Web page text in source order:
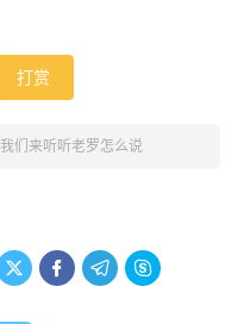
打赏
我们来听听老罗怎么说
   